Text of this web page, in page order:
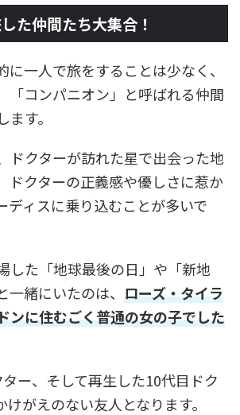
た仲間たち大集合！
に一人で旅をすることは少なく、
「コンパニオン」と呼ばれる仲間
す。
ドクターが訪れた星で出会った地
ドクターの正義感や優しさに惹か
ディスに乗り込むことが多いで
した「地球最後の日」や「新地
緒にいたのは、 ローズ・タイラ
ンに住むごく普通の女の子でした
ー、そして再生した10代目ドク
けがえのない友人となります。